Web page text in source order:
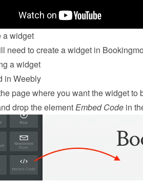
a widget
a widget
in Weebly
page where you want the widget to
drop the element Embed Code in